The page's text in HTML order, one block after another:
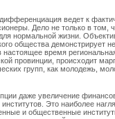
ведет к
Дело не только в том,
нормальной жизни.
общества демонстрирует
время
провинции, происходит
групп, как молодежь,
даже увеличение
Это наиболее
и общественные